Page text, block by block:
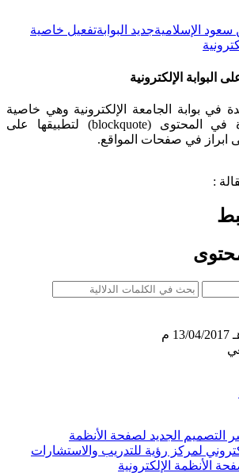
سعود الإسلاميةجديد البوابةتفعيل خاصية
البوابة الإلكترونية
في بوابة الجامعة الإلكترونية وهي خاصية
إبراز مواضيع محددة في المحتوى (blockquote) لتطبيقها على
ابراز في صفحات المواقع.​
:
13/04/2017 م
التصميم الجديد لصفحة الأنظمة
لمركز رؤية للتدريب والاستشارات
الأنظمة الإلكترونية